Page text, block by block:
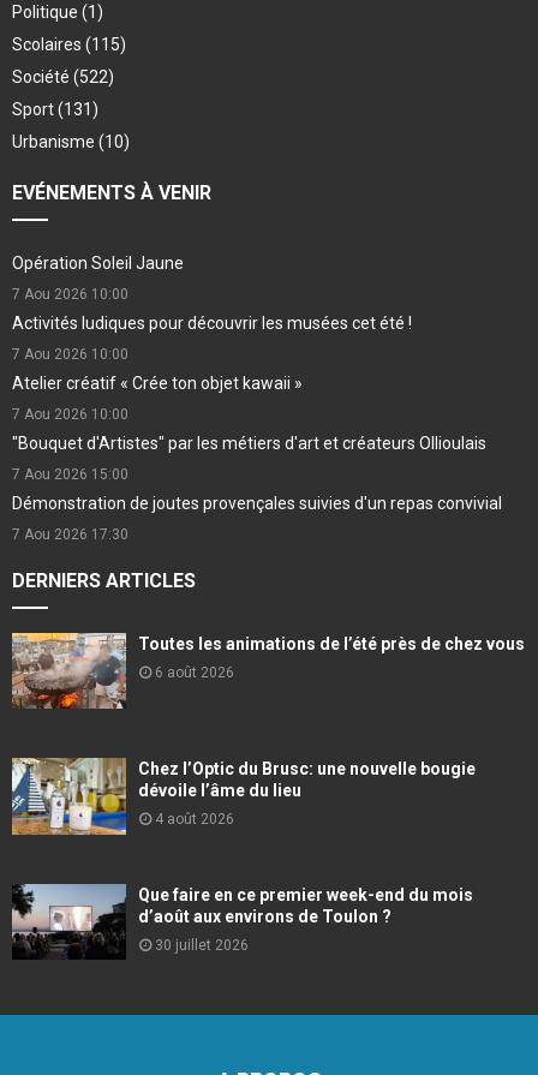
Politique (1)
Scolaires (115)
Société (522)
Sport(131)
Urbanisme (10)
EVÉNEMENTS À VENIR
Opération Soleil Jaune
7 Aou 2026 10:00
Activités ludiques pour découvrir les musées cet été !
7 Aou 2026 10:00
Atelier créatif « Crée ton objet kawaii »
7 Aou 2026 10:00
"Bouquet d'Artistes" par les métiers d'art et créateurs Ollioulais
7 Aou 2026 15:00
Démonstration de joutes provençales suivies d'un repas convivial
7 Aou 2026 17:30
DERNIERS ARTICLES
Toutes les animations de l’été près de chez vous
6 août 2026
Chez l’Optic du Brusc: une nouvelle bougie
dévoile l’âme du lieu
4 août 2026
Que faire en ce premier week-end du mois
d’août aux environs de Toulon ?
30 juillet 2026